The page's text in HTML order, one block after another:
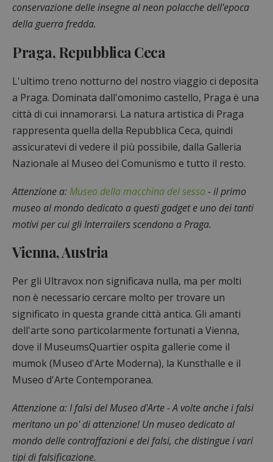
conservazione delle insegne al neon polacche dell'epoca
della guerra fredda.
Praga, Repubblica Ceca
L'ultimo treno notturno del nostro viaggio ci deposita
a Praga. Dominata dall'omonimo castello, Praga è una
città di cui innamorarsi. La natura artistica di Praga
rappresenta quella della Repubblica Ceca, quindi
assicuratevi di vedere il più possibile, dalla Galleria
Nazionale al Museo del Comunismo e tutto il resto.
Attenzione a:Museo della macchina del sesso - il primo
museo al mondo dedicato a questi gadget e uno dei tanti
motivi per cui gli Interrailers scendono a Praga.
Vienna, Austria
Per gli Ultravox non significava nulla, ma per molti
non è necessario cercare molto per trovare un
significato in questa grande città antica. Gli amanti
dell'arte sono particolarmente fortunati a Vienna,
dove il MuseumsQuartier ospita gallerie come il
mumok (Museo d'Arte Moderna), la Kunsthalle e il
Museo d'Arte Contemporanea.
Attenzione a:I falsi del Museo d'Arte- A volte anche i falsi
meritano un po' di attenzione! Un museo dedicato al
mondo delle contraffazioni e dei falsi, che distingue i vari
tipi di falsificazione.